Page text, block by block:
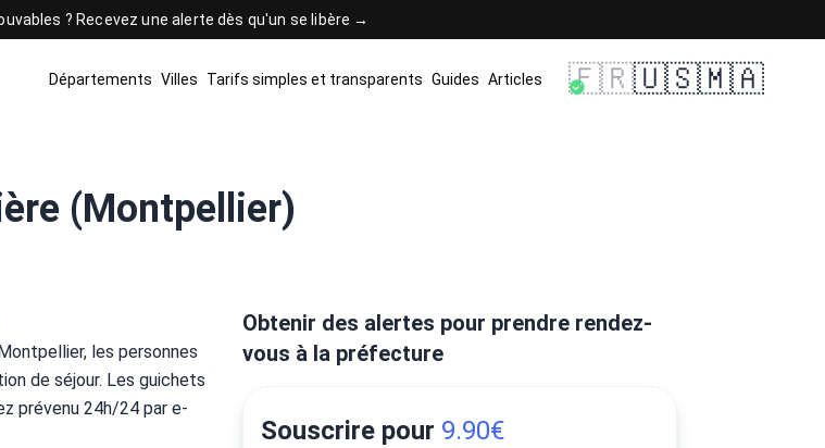
? Recevez une alerte dès qu'un se libère →
Départements Villes Tarifs simples et transparents Guides Articles 🇫🇷🇺🇸🇲🇦
(Montpellier)
les personnes
de séjour. Les guichets
prévenu 24h/24 par e-
Obtenir des alertes pour prendre rendez-
vous à la préfecture
Souscrire pour 9.90€